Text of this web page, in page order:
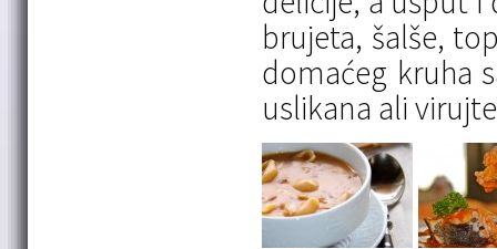
brujeta, šalše,
domaćeg kruha
uslikana ali